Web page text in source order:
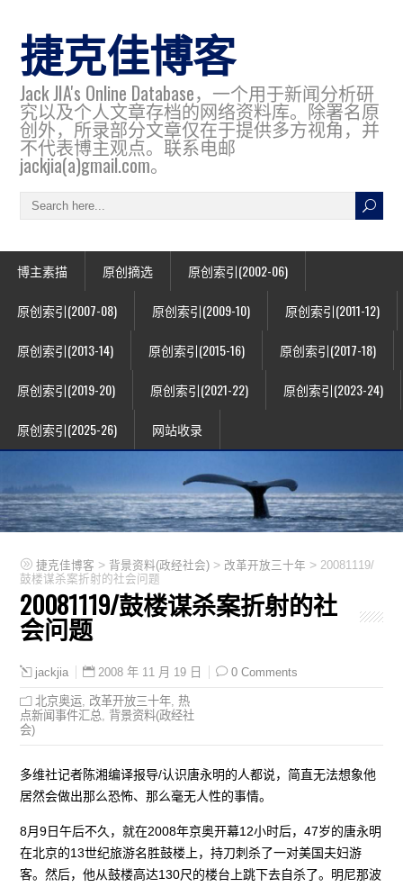
捷克佳博客
Jack JIA's Online Database，一个用于新闻分析研
究以及个人文章存档的网络资料库。除署名原
创外，所录部分文章仅在于提供多方视角，并
不代表博主观点。联系电邮
jackjia(a)gmail.com。
博主素描 原创摘选 原创索引(2002-06)
原创索引(2007-08) 原创索引(2009-10) 原创索引(2011-12)
原创索引(2013-14) 原创索引(2015-16) 原创索引(2017-18)
原创索引(2019-20) 原创索引(2021-22) 原创索引(2023-24)
原创索引(2025-26) 网站收录
捷克佳博客 > 背景资料(政经社会) > 改革开放三十年 > 20081119/
鼓楼谋杀案折射的社会问题
20081119/鼓楼谋杀案折射的社
会问题
jackjia 2008 年 11 月 19 日 0 Comments
北京奥运 改革开放三十年 ,热
点新闻事件汇总
背景资料(政经社
会)
多维社记者陈湘编译报导/认识唐永明的人都说，简直无法想象他
居然会做出那么恐怖、那么毫无人性的事情。
8月9日午后不久，就在2008年京奥开幕12小时后，47岁的唐永明
在北京的13世纪旅游名胜鼓楼上，持刀刺杀了一对美国夫妇游
客。然后，他从鼓楼高达130尺的楼台上跳下去自杀了。明尼那波